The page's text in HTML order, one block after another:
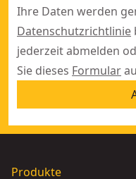
Ihre Daten werden
Datenschutzrichtlinie
jederzeit abmelden
Sie dieses Formular
Produkte